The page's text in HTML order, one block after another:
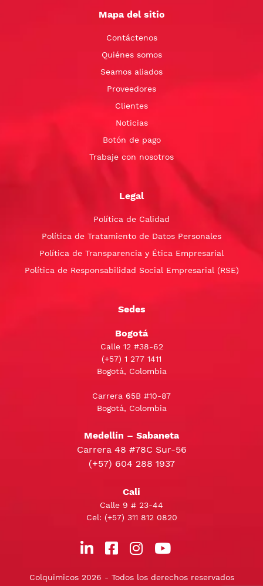
Mapa del sitio
Contáctenos
Quiénes somos
Seamos aliados
Proveedores
Clientes
Noticias
Botón de pago
Trabaje con nosotros
Legal
Política de Calidad
Política de Tratamiento de Datos Personales
Política de Transparencia y Ética Empresarial
Política de Responsabilidad Social Empresarial (RSE)
Sedes
Bogotá
Calle 12 #38-62
(+57) 1 277 1411
Bogotá, Colombia
Carrera 65B #10-87
Bogotá, Colombia
Medellín – Sabaneta
Carrera 48 #78C Sur-56
(+57) 604 288 1937
Cali
Calle 9 # 23-44
Cel: (+57) 311 812 0820
Colquimicos 2026 - Todos los derechos reservados